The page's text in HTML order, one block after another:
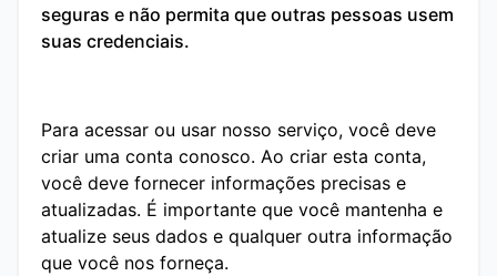
seguras e não permita que outras pessoas usem
suas credenciais.
Para acessar ou usar nosso serviço, você deve
criar uma conta conosco. Ao criar esta conta,
você deve fornecer informações precisas e
atualizadas. É importante que você mantenha e
atualize seus dados e qualquer outra informação
que você nos forneça.